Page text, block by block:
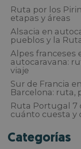
Ruta por los
etapas y áreas
Alsacia en
pueblos y la
Alpes franceses
autocaravana:
viaje
Sur de Francia
Barcelona: ruta,
Ruta Portugal 7
cuánto cuesta y
Categorías